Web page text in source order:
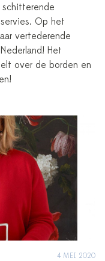
Op het
vertederende
Het
over de borden en
4 MEI 2020